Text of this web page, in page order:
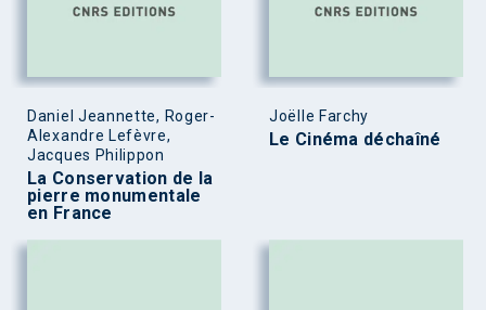
Daniel Jeannette, Roger-
Alexandre Lefèvre,
Jacques Philippon
La Conservation de la
pierre monumentale
en France
Joëlle Farchy
Le Cinéma déchaîné